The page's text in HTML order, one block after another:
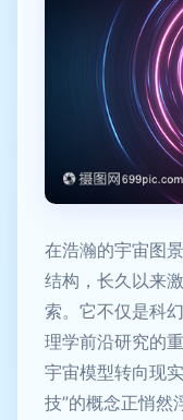
在浩瀚的宇宙图
结构，长久以来
索。它不仅是科
理学前沿研究的
宇宙模型转向现
技”的概念正悄然